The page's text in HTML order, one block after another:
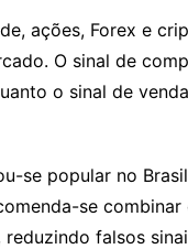
ações, Forex e
O sinal de
o sinal de
se popular no
se
falsos